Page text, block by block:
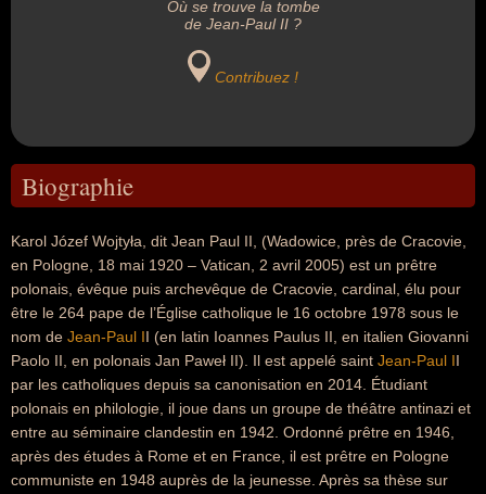
Où se trouve la tombe
de Jean-Paul II ?
Contribuez !
Biographie
Karol Józef Wojtyła, dit Jean Paul II, (Wadowice, près de Cracovie,
en Pologne, 18 mai 1920 – Vatican, 2 avril 2005) est un prêtre
polonais, évêque puis archevêque de Cracovie, cardinal, élu pour
être le 264 pape de l’Église catholique le 16 octobre 1978 sous le
nom de Jean-Paul II (en latin Ioannes Paulus II, en italien Giovanni
Paolo II, en polonais Jan Paweł II). Il est appelé saint Jean-Paul II
par les catholiques depuis sa canonisation en 2014. Étudiant
polonais en philologie, il joue dans un groupe de théâtre antinazi et
entre au séminaire clandestin en 1942. Ordonné prêtre en 1946,
après des études à Rome et en France, il est prêtre en Pologne
communiste en 1948 auprès de la jeunesse. Après sa thèse sur